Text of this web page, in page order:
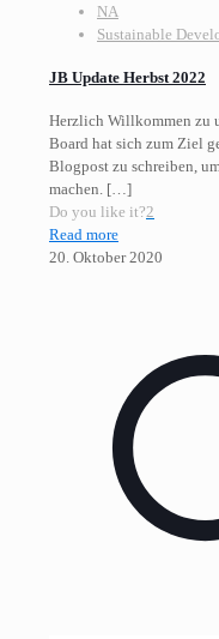
NA
Sustainable
JB Update Herbst 2022
Herzlich Willkommen zu
Board hat sich zum Ziel
Blogpost zu schreiben,
machen. […]
Do you like it?2
Read more
20. Oktober 2020